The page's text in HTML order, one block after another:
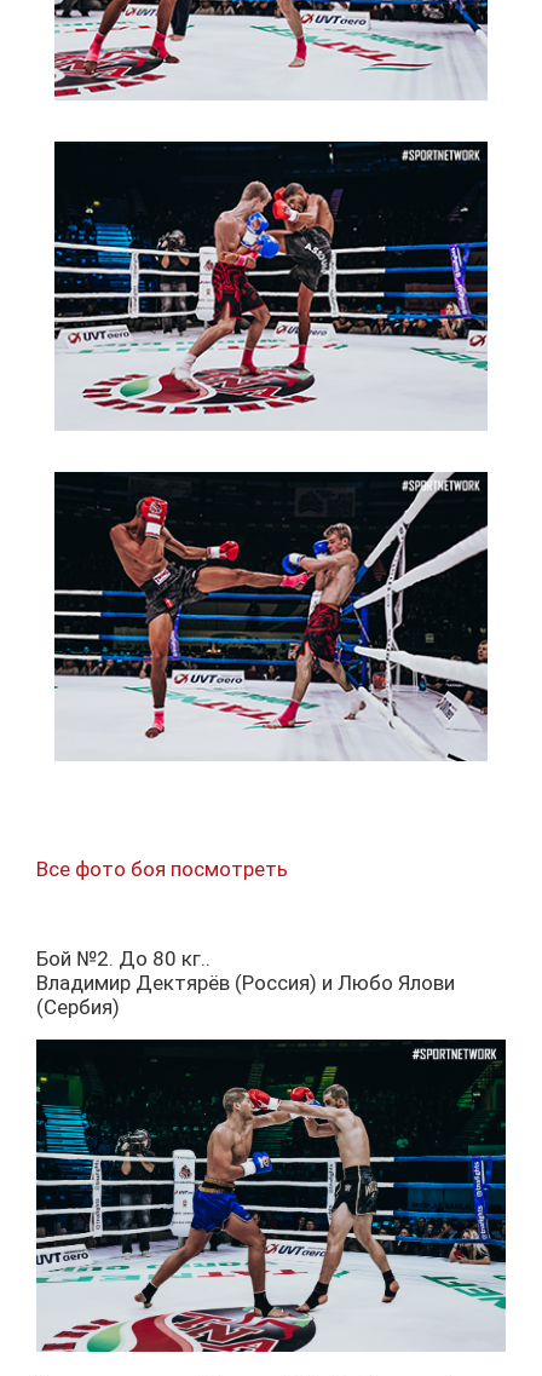
Все фото боя посмотреть
Бой №2. До 80 кг..
Владимир Дектярёв (Россия) и Любо Ялови
(Сербия)